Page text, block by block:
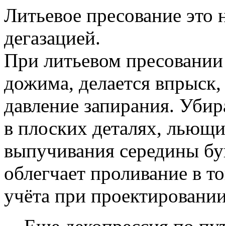
Литьевое пресование это
дегазацией.
При литьевом
дожима, делается
давление запирания.
в плоских деталях,
выпучивания середины
облегчает проливание в
учёта при